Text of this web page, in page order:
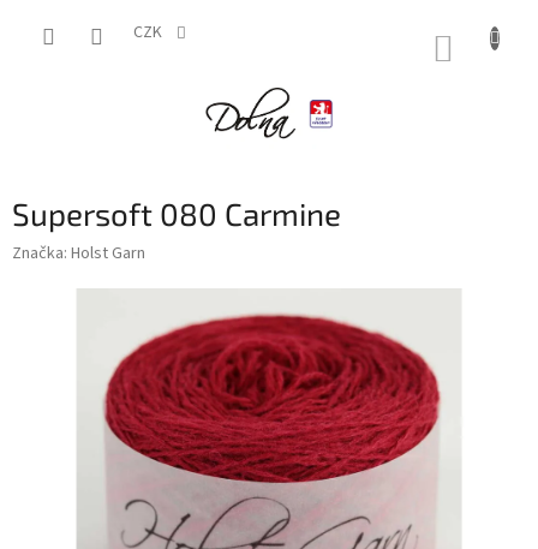
CZK
Supersoft 080 Carmine
Značka: Holst Garn